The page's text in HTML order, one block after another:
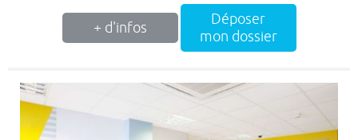
+ d'infos
Déposer
mon dossier